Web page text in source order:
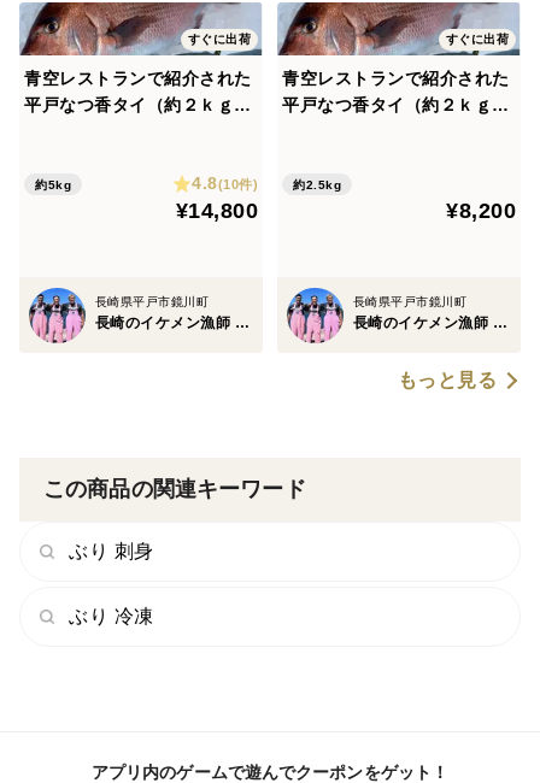
すぐに出荷
青空レストランで紹介された
平戸なつ香タイ（約２ｋｇ）
＆魚レシピ付き】【お中元】
【夏ギフト】【熨斗対応可】
約5kg 4.8(10件)
¥14,800
長崎県平戸市鏡川町
長崎のイケメン漁師 坂野水産
すぐに出荷
青空レストランで紹介された
平戸なつ香タイ（約２ｋｇ）
＆魚レシピ付き】【お中元】
【夏ギフト】【熨斗対応可】
約2.5kg
¥8,200
長崎県平戸市鏡川町
長崎のイケメン漁師 坂野水産
もっと見る
この商品の関連キーワード
ぶり 刺身
ぶり 冷凍
アプリ内のゲームで遊んでクーポンをゲット！